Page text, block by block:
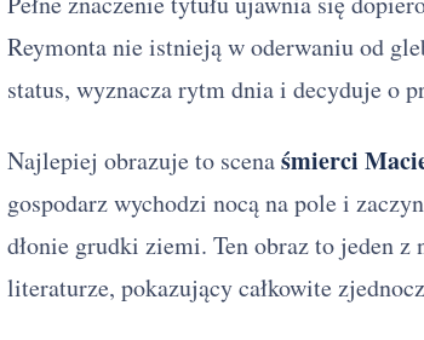
Reymonta nie istnieją w oderwaniu od
status, wyznacza rytm dnia i decyduje o
Najlepiej obrazuje to scenaśmierci
gospodarz wychodzi nocą na pole i
dłonie grudki ziemi. Ten obraz to jeden
literaturze, pokazujący całkowite